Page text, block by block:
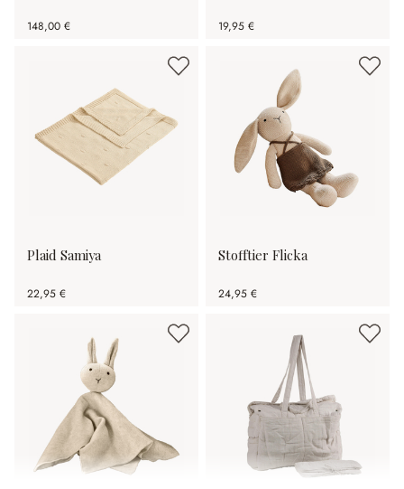
148,00 € 19,95 €
Plaid Samiya
22,95 €
Stofftier Flicka
24,95 €